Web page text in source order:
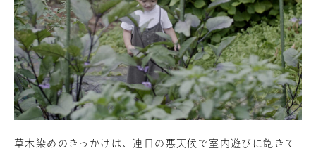
草木染めのきっかけは、連日の悪天候で室内遊びに飽きて